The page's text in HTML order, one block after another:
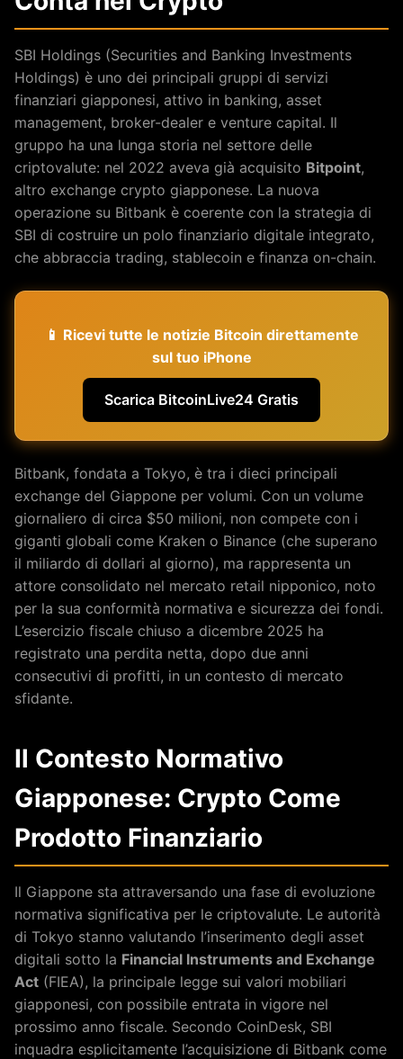
SBI Holdings (Securities and Banking Investments
Holdings) è uno dei principali gruppi di servizi
finanziari giapponesi, attivo in banking, asset
management, broker-dealer e venture capital. Il
gruppo ha una lunga storia nel settore delle
criptovalute: nel 2022 aveva già acquisito Bitpoint,
altro exchange crypto giapponese. La nuova
operazione su Bitbank è coerente con la strategia di
SBI di costruire un polo finanziario digitale integrato,
che abbraccia trading, stablecoin e finanza on-chain.
📱 Ricevi tutte le notizie Bitcoin direttamente
sul tuo iPhone
Scarica BitcoinLive24 Gratis
Bitbank, fondata a Tokyo, è tra i dieci principali
exchange del Giappone per volumi. Con un volume
giornaliero di circa $50 milioni, non compete con i
giganti globali come Kraken o Binance (che superano
il miliardo di dollari al giorno), ma rappresenta un
attore consolidato nel mercato retail nipponico, noto
per la sua conformità normativa e sicurezza dei fondi.
L’esercizio fiscale chiuso a dicembre 2025 ha
registrato una perdita netta, dopo due anni
consecutivi di profitti, in un contesto di mercato
sfidante.
Il Contesto Normativo
Giapponese: Crypto Come
Prodotto Finanziario
Il Giappone sta attraversando una fase di evoluzione
normativa significativa per le criptovalute. Le autorità
di Tokyo stanno valutando l’inserimento degli asset
digitali sotto la Financial Instruments and Exchange
Act (FIEA), la principale legge sui valori mobiliari
giapponesi, con possibile entrata in vigore nel
prossimo anno fiscale. Secondo CoinDesk, SBI
inquadra esplicitamente l’acquisizione di Bitbank come